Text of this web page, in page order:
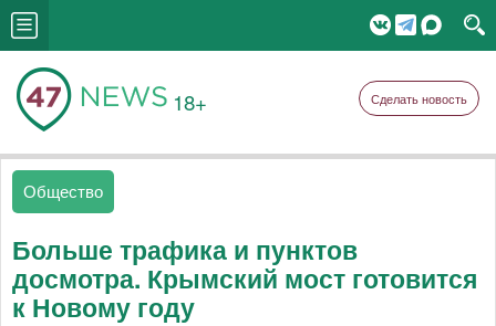
18+ Сделать новость
Общество
Больше трафика и пунктов
досмотра. Крымский мост готовится
к Новому году